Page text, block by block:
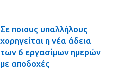
Σε ποιους υπαλλήλους
χορηγείται η νέα άδεια
των 6 εργασίμων ημερών
με αποδοχές